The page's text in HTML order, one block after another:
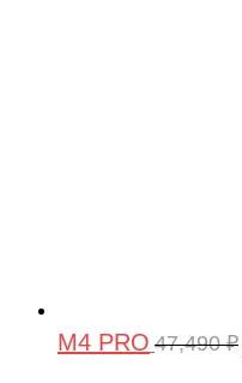
M4 PRO 47,490₽